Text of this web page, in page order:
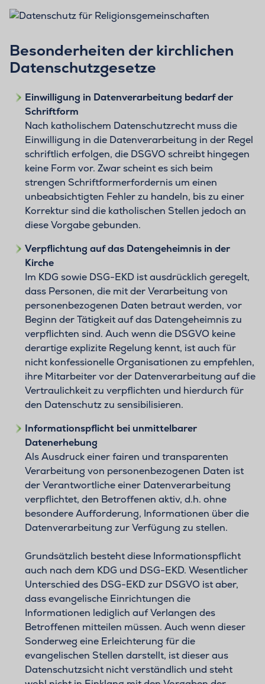
Besonderheiten der kirchlichen
Datenschutzgesetze
Einwilligung in Datenverarbeitung bedarf der
Schriftform
Nach katholischem Datenschutzrecht muss die
Einwilligung in die Datenverarbeitung in der Regel
schriftlich erfolgen, die DSGVO schreibt hingegen
keine Form vor. Zwar scheint es sich beim
strengen Schriftformerfordernis um einen
unbeabsichtigten Fehler zu handeln, bis zu einer
Korrektur sind die katholischen Stellen jedoch an
diese Vorgabe gebunden.
Verpflichtung auf das Datengeheimnis in der
Kirche
Im KDG sowie DSG-EKD ist ausdrücklich geregelt,
dass Personen, die mit der Verarbeitung von
personenbezogenen Daten betraut werden, vor
Beginn der Tätigkeit auf das Datengeheimnis zu
verpflichten sind. Auch wenn die DSGVO keine
derartige explizite Regelung kennt, ist auch für
nicht konfessionelle Organisationen zu empfehlen,
ihre Mitarbeiter vor der Datenverarbeitung auf die
Vertraulichkeit zu verpflichten und hierdurch für
den Datenschutz zu sensibilisieren.
Informationspflicht bei unmittelbarer
Datenerhebung
Als Ausdruck einer fairen und transparenten
Verarbeitung von personenbezogenen Daten ist
der Verantwortliche einer Datenverarbeitung
verpflichtet, den Betroffenen aktiv, d.h. ohne
besondere Aufforderung, Informationen über die
Datenverarbeitung zur Verfügung zu stellen.
Grundsätzlich besteht diese Informationspflicht
auch nach dem KDG und DSG-EKD. Wesentlicher
Unterschied des DSG-EKD zur DSGVO ist aber,
dass evangelische Einrichtungen die
Informationen lediglich auf Verlangen des
Betroffenen mitteilen müssen. Auch wenn dieser
Sonderweg eine Erleichterung für die
evangelischen Stellen darstellt, ist dieser aus
Datenschutzsicht nicht verständlich und steht